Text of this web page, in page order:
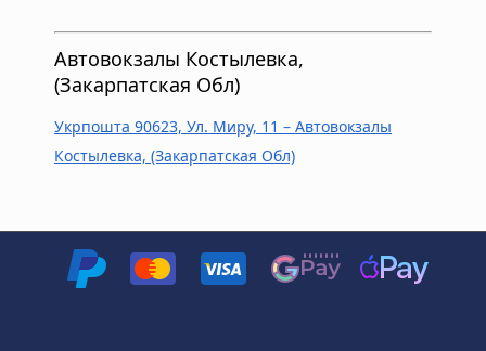
Автовокзалы Костылевка,
(Закарпатская Обл)
Укрпошта 90623, Ул. Миру, 11 – Автовокзалы
Костылевка, (Закарпатская Обл)